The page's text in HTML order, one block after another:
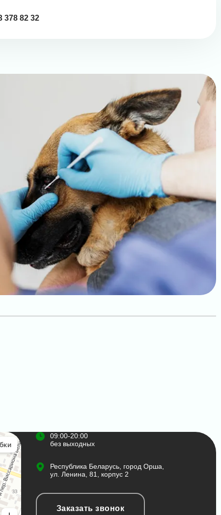
378 82 32
09:00-20:00
без выходных
Республика Беларусь, город Орша,
ул. Ленина, 81, корпус 2
Заказать звонок